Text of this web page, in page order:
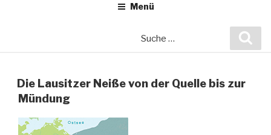
Menü
Die Lausitzer Neiße von der Quelle bis zur
Mündung